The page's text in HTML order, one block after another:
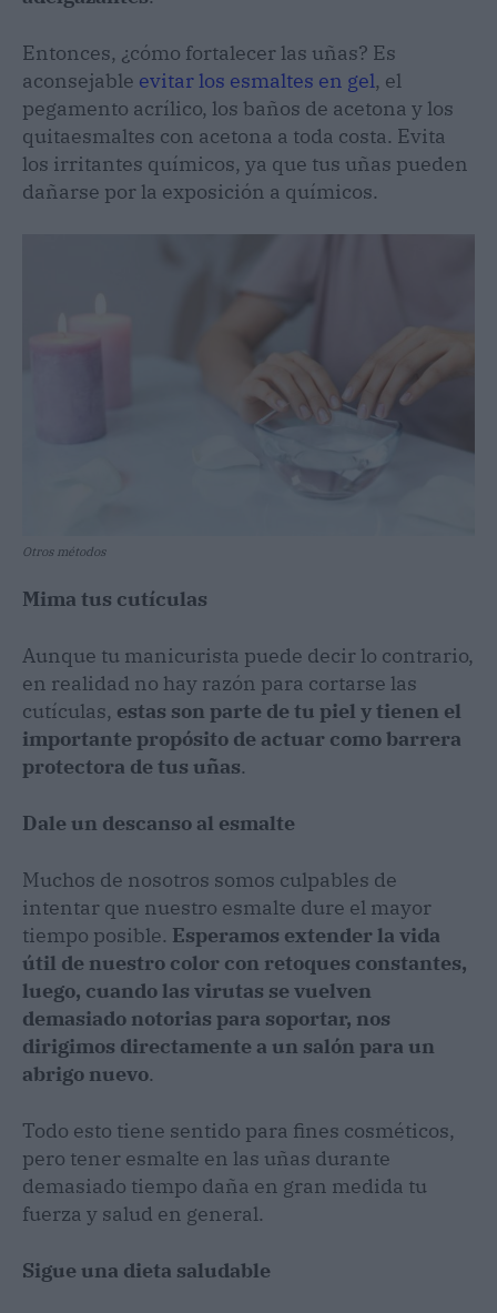
Entonces, ¿cómo fortalecer las uñas? Es
aconsejable evitar los esmaltes en gel, el
pegamento acrílico, los baños de acetona y los
quitaesmaltes con acetona a toda costa. Evita
los irritantes químicos, ya que tus uñas pueden
dañarse por la exposición a químicos.
Otros métodos
Mima tus cutículas
Aunque tu manicurista puede decir lo contrario,
en realidad no hay razón para cortarse las
cutículas, estas son parte de tu piel y tienen el
importante propósito de actuar como barrera
protectora de tus uñas.
Dale un descanso al esmalte
Muchos de nosotros somos culpables de
intentar que nuestro esmalte dure el mayor
tiempo posible. Esperamos extender la vida
útil de nuestro color con retoques constantes,
luego, cuando las virutas se vuelven
demasiado notorias para soportar, nos
dirigimos directamente a un salón para un
abrigo nuevo.
Todo esto tiene sentido para fines cosméticos,
pero tener esmalte en las uñas durante
demasiado tiempo daña en gran medida tu
fuerza y ​​salud en general.
Sigue una dieta saludable